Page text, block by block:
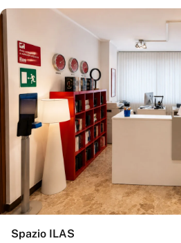
Spazio ILAS